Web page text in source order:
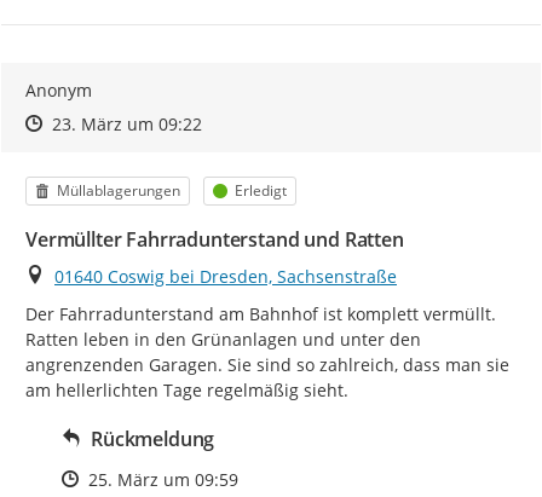
Anonym
Zeitpunkt des Erstellens
Zeitpunkt des Erstellens
23. März um 09:22Zur Äußerung
Kategorie
Müllablagerungen Status
Erledigt
Vermüllter Fahrradunterstand und Ratten
Ort
01640 Coswig bei Dresden, Sachsenstraße
Der Fahrradunterstand am Bahnhof ist komplett vermüllt.
Ratten leben in den Grünanlagen und unter den
angrenzenden Garagen. Sie sind so zahlreich, dass man sie
am hellerlichten Tage regelmäßig sieht.
Rückmeldung
Zeitpunkt des Erstellens
25. März um 09:59